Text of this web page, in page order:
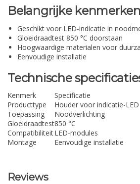
Belangrijke kenmerken
Geschikt voor LED-indicatie in
Gloeidraadtest 850 °C doorstaan
Hoogwaardige materialen voor
Eenvoudige installatie
Technische
Kenmerk
Specificatie
Producttype
Houder voor indicatie-LED
Toepassing
Noodverlichting
Gloeidraadtest850 °C
CompatibiliteitLED-modules
Montage
Eenvoudige installatie
Reviews